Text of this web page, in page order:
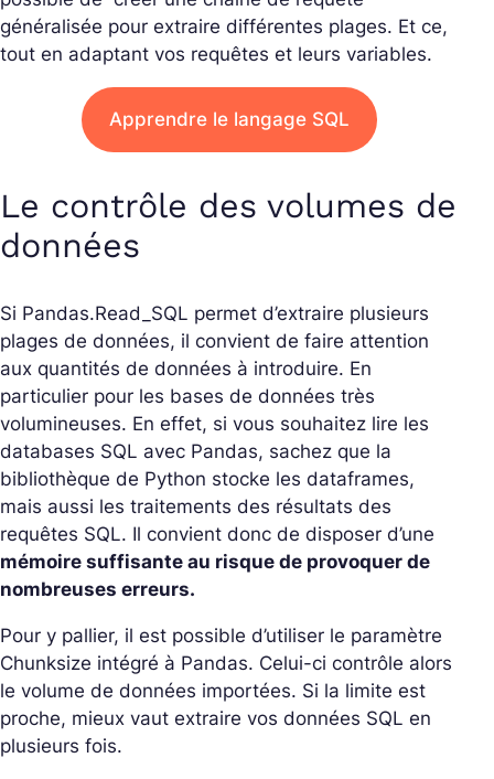
généralisée pour extraire différentes plages. Et ce,
tout en adaptant vos requêtes et leurs variables.
Apprendre le langage SQL
Le contrôle des volumes de
données
Si Pandas.Read_SQL permet d’extraire plusieurs
plages de données, il convient de faire attention
aux quantités de données à introduire. En
particulier pour les bases de données très
volumineuses. En effet, si vous souhaitez lire les
databases SQL avec Pandas, sachez que la
bibliothèque de Python stocke les dataframes,
mais aussi les traitements des résultats des
requêtes SQL. Il convient donc de disposer d’une
mémoire suffisante au risque de provoquer de
nombreuses erreurs.
Pour y pallier, il est possible d’utiliser le paramètre
Chunksize intégré à Pandas. Celui-ci contrôle alors
le volume de données importées. Si la limite est
proche, mieux vaut extraire vos données SQL en
plusieurs fois.